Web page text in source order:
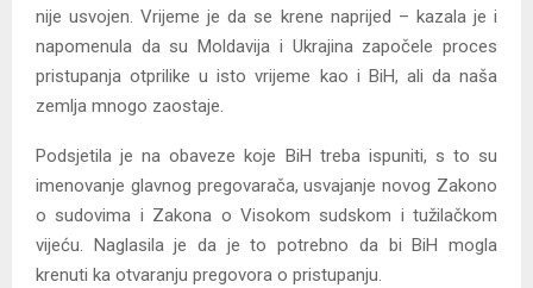
nije usvojen. Vrijeme je da se krene naprijed – kazala je i
napomenula da su Moldavija i Ukrajina započele proces
pristupanja otprilike u isto vrijeme kao i BiH, ali da naša
zemlja mnogo zaostaje.
Podsjetila je na obaveze koje BiH treba ispuniti, s to su
imenovanje glavnog pregovarača, usvajanje novog Zakono
o sudovima i Zakona o Visokom sudskom i tužilačkom
vijeću. Naglasila je da je to potrebno da bi BiH mogla
krenuti ka otvaranju pregovora o pristupanju.